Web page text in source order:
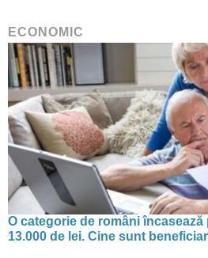
ECONOMIC
O categorie de români
13.000 de lei. Cine sunt